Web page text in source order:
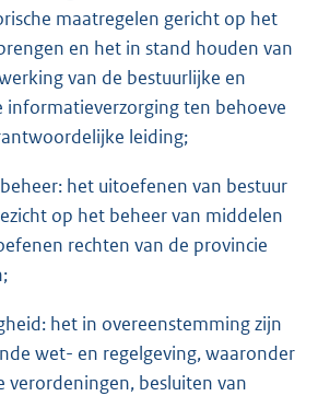
maatregelen gericht op het
en het in stand houden van
van de bestuurlijke en
informatieverzorging ten behoeve
leiding;
het uitoefenen van bestuur
op het beheer van middelen
rechten van de provincie
het in overeenstemming zijn
wet- en regelgeving, waaronder
verordeningen, besluiten van